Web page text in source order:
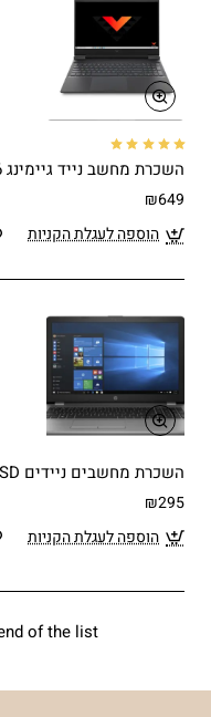
השכרת מחשב נייד גיימינג HP Victus 16
₪649
הוספה לעגלת הקניות
השכרת מחשבים ניידים HP250 G6 SSD
₪295
הוספה לעגלת הקניות
of the list.